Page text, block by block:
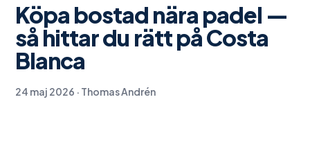
Köpa bostad nära padel —
så hittar du rätt på Costa
Blanca
24 maj 2026 · Thomas Andrén